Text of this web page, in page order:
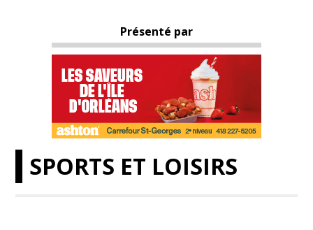
Présenté par
SPORTS ET LOISIRS